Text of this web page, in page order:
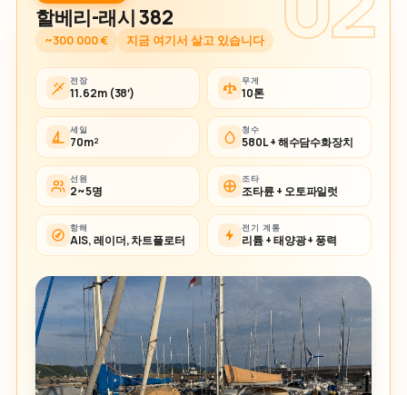
할베리-래시 382
~300 000 € 지금 여기서 살고 있습니다
전장
11.62m (38′)
무게
10톤
세일
70m²
청수
580L + 해수담수화장치
선원
2~5명
조타
조타륜 + 오토파일럿
항해
AIS, 레이더, 차트플로터
전기 계통
리튬 + 태양광 + 풍력